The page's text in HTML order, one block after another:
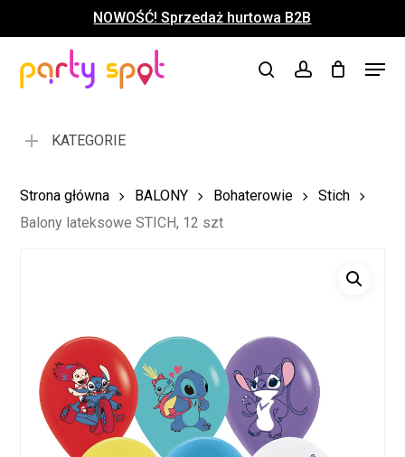
to
content
NOWOŚĆ! Sprzedaż hurtowa B2B
searchaccount
Menu
Koszyk Close
KATEGORIE
Strona główna BALONY Bohaterowie
Stich
Balony lateksowe STICH, 12 szt
Menu